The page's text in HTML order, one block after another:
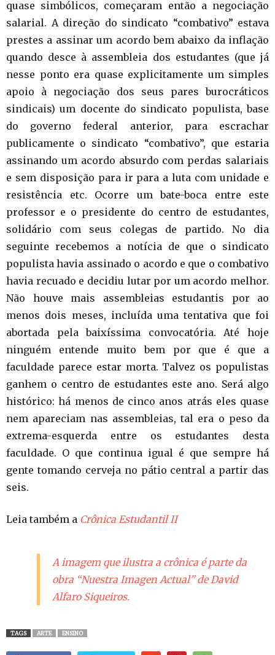
quase simbólicos, começaram então a negociação
salarial. A direção do sindicato “combativo” estava
prestes a assinar um acordo bem abaixo da inflação
quando desce à assembleia dos estudantes (que já
nesse ponto era quase explicitamente um simples
apoio à negociação dos seus pares burocráticos
sindicais) um docente do sindicato populista, base
do governo federal anterior, para escrachar
publicamente o sindicato “combativo”, que estaria
assinando um acordo absurdo com perdas salariais
e sem disposição para ir para a luta com unidade e
resistência etc. Ocorre um bate-boca entre este
professor e o presidente do centro de estudantes,
solidário com seus colegas de partido. No dia
seguinte recebemos a notícia de que o sindicato
populista havia assinado o acordo e que o combativo
havia recuado e decidiu lutar por um acordo melhor.
Não houve mais assembleias estudantis por ao
menos dois meses, incluída uma tentativa que foi
abortada pela baixíssima convocatória. Até hoje
ninguém entende muito bem por que é que a
faculdade parece estar morta. Talvez os populistas
ganhem o centro de estudantes este ano. Será algo
histórico: há menos de cinco anos atrás eles quase
nem apareciam nas assembleias, tal era o peso da
extrema-esquerda entre os estudantes desta
faculdade. O que continua igual é que sempre há
gente tomando cerveja no pátio central a partir das
seis.
Leia também a Crônica Estudantil II
A imagem que ilustra a crônica é parte da
obra “Nuestra Imagen Actual”de David
Alfaro Siqueiros.
TAGS ARTE ENSINO